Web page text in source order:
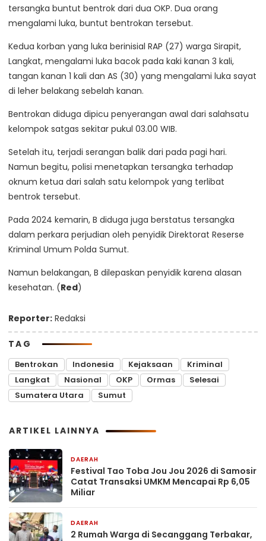
tersangka buntut bentrok dari dua OKP. Dua orang
mengalami luka, buntut bentrokan tersebut.
Kedua korban yang luka berinisial RAP (27) warga Sirapit,
Langkat, mengalami luka bacok pada kaki kanan 3 kali,
tangan kanan 1 kali dan AS (30) yang mengalami luka sayat
di leher belakang sebelah kanan.
Bentrokan diduga dipicu penyerangan awal dari salahsatu
kelompok satgas sekitar pukul 03.00 WIB.
Setelah itu, terjadi serangan balik dari pada pagi hari.
Namun begitu, polisi menetapkan tersangka terhadap
oknum ketua dari salah satu kelompok yang terlibat
bentrok tersebut.
Pada 2024 kemarin, B diduga juga berstatus tersangka
dalam perkara perjudian oleh penyidik Direktorat Reserse
Kriminal Umum Polda Sumut.
Namun belakangan, B dilepaskan penyidik karena alasan
kesehatan. (Red)
Reporter: Redaksi
TAG
Bentrokan Indonesia Kejaksaan
Kriminal
Langkat
Nasional OKP Ormas
Selesai
Sumatera Utara
Sumut
ARTIKEL LAINNYA
DAERAH
Festival Tao Toba Jou Jou 2026 di Samosir
Catat Transaksi UMKM Mencapai Rp 6,05
Miliar
DAERAH
2 Rumah Warga di Secanggang Terbakar,